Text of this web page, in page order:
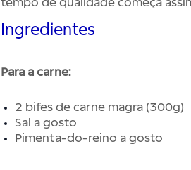
Ingredientes
Para a carne:
2 bifes de carne magra (300g)
Sal a gosto
Pimenta-do-reino a gosto